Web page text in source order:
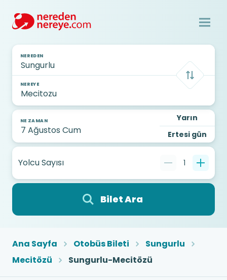
NEREDEN
NEREYE
NE ZAMAN
Yarın
Ertesi gün
Yolcu Sayısı 1
Bilet Ara
Ana Sayfa Otobüs Bileti
Sungurlu
Mecitözü
Sungurlu-Mecitözü